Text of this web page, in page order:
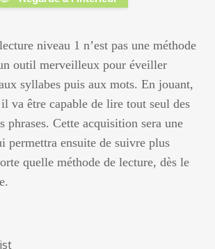
niveau 1 n’est pas une méthode
outil merveilleux pour éveiller
syllabes puis aux mots. En jouant,
va être capable de lire tout seul des
phrases. Cette acquisition sera une
permettra ensuite de suivre plus
quelle méthode de lecture, dès le